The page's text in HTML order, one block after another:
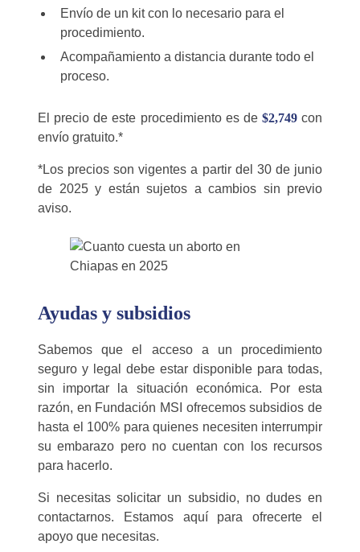
Envío de un kit con lo necesario para el
procedimiento.
Acompañamiento a distancia durante todo el
proceso.
El precio de este procedimiento es de $2,749con
envío gratuito.*
*Los precios son vigentes a partir del 30 de junio
de 2025 y están sujetos a cambios sin previo
aviso.
Ayudas y subsidios
Sabemos que el acceso a un procedimiento
seguro y legal debe estar disponible para todas,
sin importar la situación económica. Por esta
razón, en Fundación MSI ofrecemos subsidios de
hasta el 100% para quienes necesiten interrumpir
su embarazo pero no cuentan con los recursos
para hacerlo.
Si necesitas solicitar un subsidio, no dudes en
contactarnos. Estamos aquí para ofrecerte el
apoyo que necesitas.